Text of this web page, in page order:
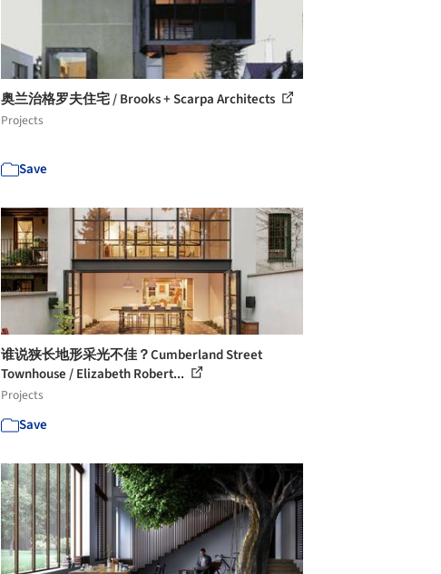
奥兰治格罗夫住宅 / Brooks + Scarpa Architects
Projects
Save
谁说狭长地形采光不佳？Cumberland Street
Townhouse / Elizabeth Robert...
Projects
Save